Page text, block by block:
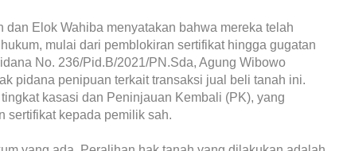
dan Elok Wahiba menyatakan bahwa mereka telah
mulai dari pemblokiran sertifikat hingga gugatan
No. 236/Pid.B/2021/PN.Sda, Agung Wibowo
pidana penipuan terkait transaksi jual beli tanah ini.
kasasi dan Peninjauan Kembali (PK), yang
sertifikat kepada pemilik sah.